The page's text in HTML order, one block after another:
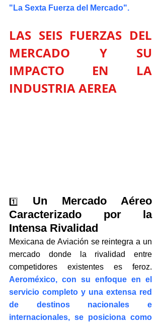
"La Sexta Fuerza del Mercado".
LAS SEIS FUERZAS DEL
MERCADO Y SU
IMPACTO EN LA
INDUSTRIA AEREA
1️⃣
Un Mercado Aéreo
Caracterizado por la
Intensa Rivalidad
Mexicana de Aviación se reintegra a un
mercado donde la rivalidad entre
Aeroméxico, con su enfoque en el
servicio completo y una extensa red
de destinos nacionales e
internacionales, se posiciona como